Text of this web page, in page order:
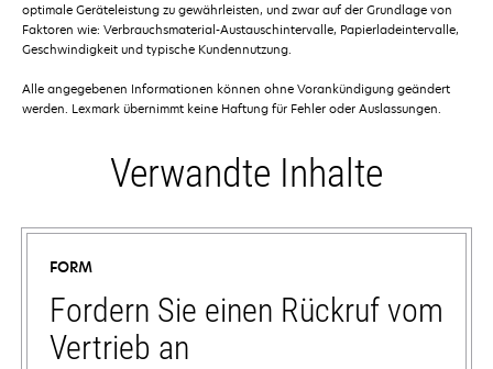
optimale Geräteleistung zu gewährleisten, und zwar auf der Grundlage von
Faktoren wie: Verbrauchsmaterial-Austauschintervalle, Papierladeintervalle,
Geschwindigkeit und typische Kundennutzung.
Alle angegebenen Informationen können ohne Vorankündigung geändert
werden. Lexmark übernimmt keine Haftung für Fehler oder Auslassungen.
Verwandte Inhalte
FORM
Fordern Sie einen Rückruf vom
Vertrieb an